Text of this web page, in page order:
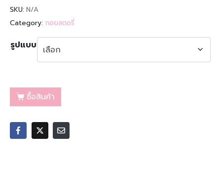
SKU: N/A
Category: ทอยสตอรี่
รูปแบบ
ซื้อสินค้า